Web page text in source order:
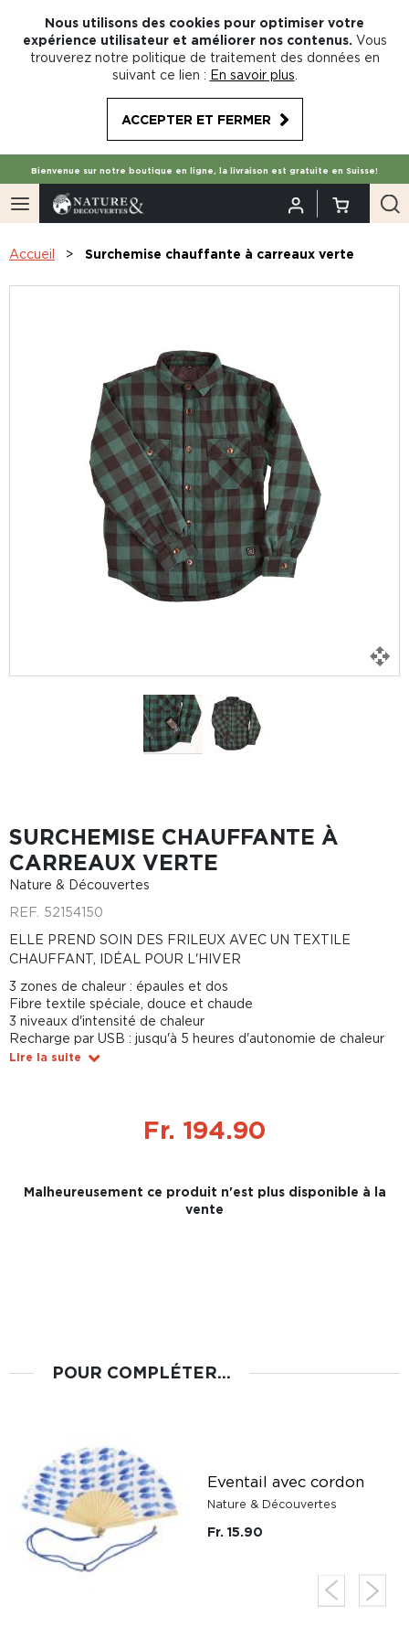
Nous utilisons des cookies pour optimiser votre
expérience utilisateur et améliorer nos contenus. Vous
trouverez notre politique de traitement des données en
suivant ce lien : En savoir plus
ACCEPTER ET FERMER
Bienvenue sur notre boutique en ligne, la livraison est gratuite en Suisse!
Accueil Surchemise chauffante à carreaux verte
SURCHEMISE CHAUFFANTE À
CARREAUX VERTE
Nature & Découvertes
REF. 52154150
ELLE PREND SOIN DES FRILEUX AVEC UN TEXTILE
CHAUFFANT, IDÉAL POUR L'HIVER
3 zones de chaleur : épaules et dos
Fibre textile spéciale, douce et chaude
3 niveaux d'intensité de chaleur
Recharge par USB : jusqu'à 5 heures d'autonomie de chaleur
Lire la suite
Fr. 194.90
Malheureusement ce produit n'est plus disponible à la
vente
POUR COMPLÉTER...
Eventail avec cordon
Nature & Découvertes
Fr. 15.90